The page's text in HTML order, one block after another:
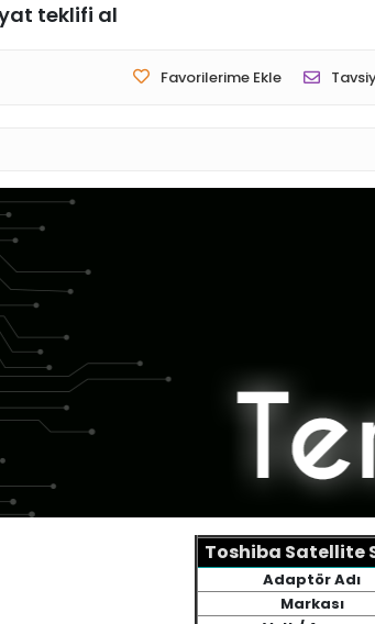
teklifi al
Favorilerime Ekle
Toshiba Satellite
Adaptör Adı
Markası